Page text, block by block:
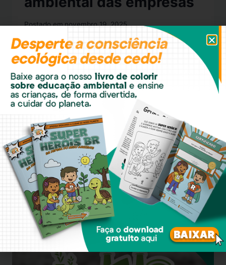
Postado emnovembro 19, 2025
O que é o SIGOR O SIGOR (Sistema de
Gerenciamento de Resíduos Sólidos),
desenvolvido pela CETESB, é uma
ferramenta digital que permite o
monitoramento e a rastreabilidade
completa dos resíduos, desde a coleta até
a destinação final. O sistema centraliza
informações e documentos, como o CTR-e
e o CDF, garantindo transparência nas
operações de transporte…
LEIA MAIS